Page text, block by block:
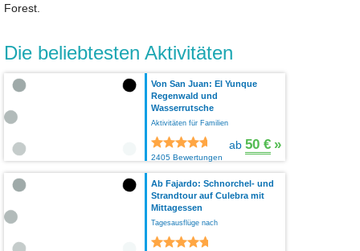
Forest.
Die beliebtesten Aktivitäten
Von San Juan: El Yunque
Regenwald und
Wasserrutsche
Aktivitäten für Familien
2405 Bewertungen
ab 50 € »
Ab Fajardo: Schnorchel- und
Strandtour auf Culebra mit
Mittagessen
Tagesausflüge nach